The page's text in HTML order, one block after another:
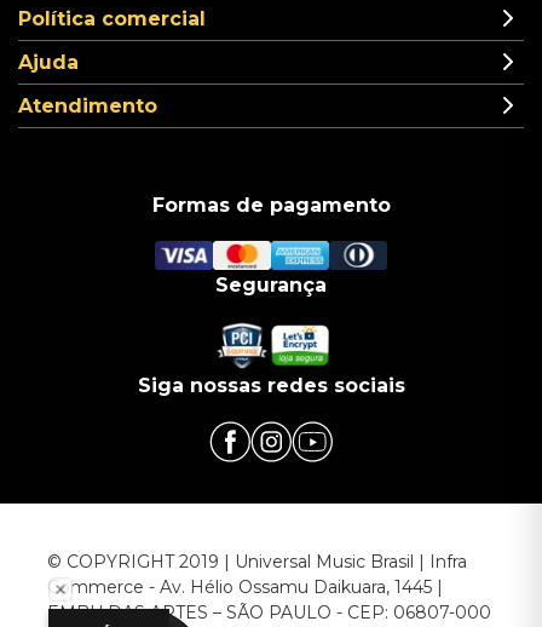
Política comercial
Ajuda
Atendimento
Formas de pagamento
Segurança
Siga nossas redes sociais
© COPYRIGHT 2019 | Universal Music Brasil | Infra
Commerce - Av. Hélio Ossamu Daikuara, 1445 |
EMBU DAS ARTES – SÃO PAULO - CEP: 06807-000